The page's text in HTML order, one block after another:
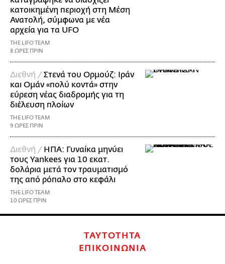
κατοικημένη περιοχή στη Μέση
Ανατολή, σύμφωνα με νέα
αρχεία για τα UFO
THE LIFO TEAM
8 ΩΡΕΣ ΠΡΙΝ
Διεθνή /Στενά του Ορμούζ: Ιράν
και Ομάν «πολύ κοντά» στην
εύρεση νέας διαδρομής για τη
διέλευση πλοίων
THE LIFO TEAM
9 ΩΡΕΣ ΠΡΙΝ
Διεθνή / ΗΠΑ: Γυναίκα μηνύει
τους Yankees για 10 εκατ.
δολάρια μετά τον τραυματισμό
της από ρόπαλο στο κεφάλι
THE LIFO TEAM
10 ΩΡΕΣ ΠΡΙΝ
ΤΑΥΤΟΤΗΤΑ
ΕΠΙΚΟΙΝΩΝΙΑ